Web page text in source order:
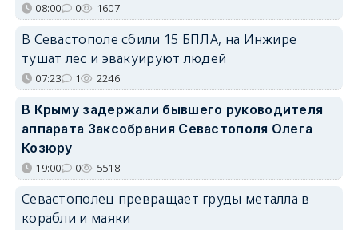
08:00 0 1607
В Севастополе сбили 15 БПЛА, на Инжире
тушат лес и эвакуируют людей
07:23 1 2246
В Крыму задержали бывшего руководителя
аппарата Заксобрания Севастополя Олега
Козюру
19:00 0 5518
Севастополец превращает груды металла в
корабли и маяки